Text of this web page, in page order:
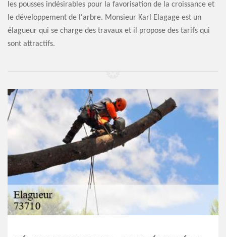
les pousses indésirables pour la favorisation de la croissance et
le développement de l'arbre. Monsieur Karl Elagage est un
élagueur qui se charge des travaux et il propose des tarifs qui
sont attractifs.